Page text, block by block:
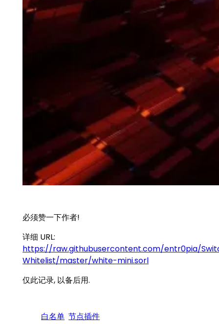
必须赞一下作者!
详细 URL:
https://raw.githubusercontent.com/entr0pia/
Whitelist/master/white-mini.sorl
仅此记录, 以备后用.
白名单 节点插件